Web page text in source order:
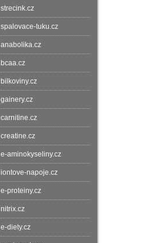
strecink.cz
spalovace-tuku.cz
anabolika.cz
bcaa.cz
bilkoviny.cz
gainery.cz
carnitine.cz
creatine.cz
e-aminokyseliny.cz
iontove-napoje.cz
e-proteiny.cz
nitrix.cz
e-diety.cz